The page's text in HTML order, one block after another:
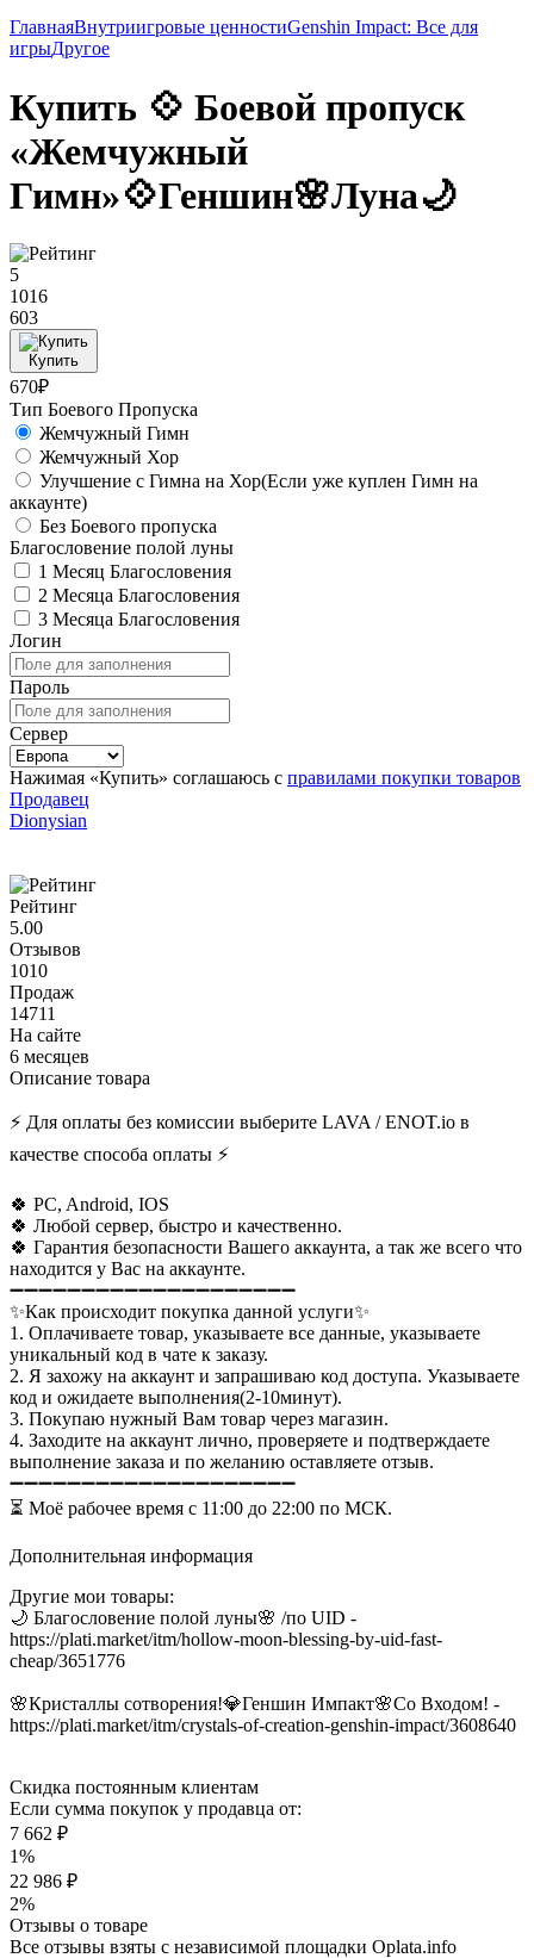
ГлавнаяВнутриигровые ценностиGenshin Impact: Все для
игрыДругое
Купить 💠 Боевой пропуск
«Жемчужный
Гимн»💠Геншин🌸Луна🌙
5
1016
603
Купить
670₽
Тип Боевого Пропуска
Жемчужный Гимн
Жемчужный Хор
Улучшение с Гимна на Хор(Если уже куплен Гимн на
аккаунте)
Без Боевого пропуска
Благословение полой луны
1 Месяц Благословения
2 Месяца Благословения
3 Месяца Благословения
Логин
Пароль
Сервер
Нажимая «Купить» соглашаюсь с правилами покупки товаров
Продавец
Dionysian
Рейтинг
5.00
Отзывов
1010
Продаж
14711
На сайте
6 месяцев
Описание товара
⚡ Для оплаты без комиссии выберите LAVA / ENOT.io в
качестве способа оплаты ⚡
🍀 PC, Android, IOS
🍀 Любой сервер, быстро и качественно.
🍀 Гарантия безопасности Вашего аккаунта, а так же всего что
находится у Вас на аккаунте.
➖➖➖➖➖➖➖➖➖➖➖➖➖➖➖➖➖➖➖➖
✨Как происходит покупка данной услуги✨
1. Оплачиваете товар, указываете все данные, указываете
уникальный код в чате к заказу.
2. Я захожу на аккаунт и запрашиваю код доступа. Указываете
код и ожидаете выполнения(2-10минут).
3. Покупаю нужный Вам товар через магазин.
4. Заходите на аккаунт лично, проверяете и подтверждаете
выполнение заказа и по желанию оставляете отзыв.
➖➖➖➖➖➖➖➖➖➖➖➖➖➖➖➖➖➖➖➖
⏳ Моё рабочее время с 11:00 до 22:00 по МСК.
Дополнительная информация
Другие мои товары:
🌙 Благословение полой луны🌸 /по UID -
https://plati.market/itm/hollow-moon-blessing-by-uid-fast-
cheap/3651776
🌸Кристаллы сотворения!💎Геншин Импакт🌸Со Входом! -
https://plati.market/itm/crystals-of-creation-genshin-impact/3608640
Скидка постоянным клиентам
Если сумма покупок у продавца от:
7 662 ₽
1%
22 986 ₽
2%
Отзывы о товаре
Все отзывы взяты с независимой площадки Oplata.info